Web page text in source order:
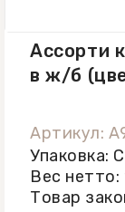
Ассорти
в ж/б
Артикул:
Упаковка:
Вес нетто:
Товар